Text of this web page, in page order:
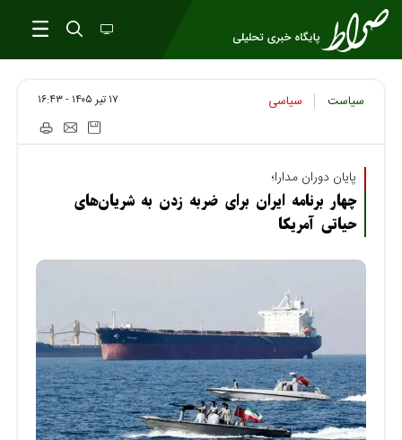
سیاست سیاسی ۱۷ تير ۱۴۰۵ - ۱۶:۴۳
پایان دوران مدارا؛
چهار برنامه ایران برای ضربه زدن به شریان‌های
حیاتی آمریکا